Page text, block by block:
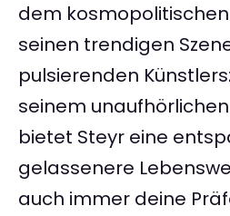
dem
seinen trendigen
pulsierenden
seinem
bietet Steyr eine
gelassenere
auch immer deine